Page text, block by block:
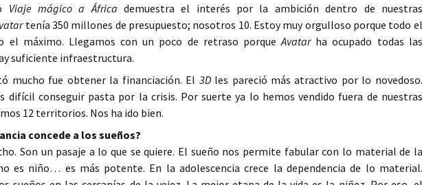
Viaje mágico a África demuestra el interés por la ambición dentro de nuestras
tenía 350 millones de presupuesto; nosotros 10. Estoy muy orgulloso porque todo el
el máximo. Llegamos con un poco de retraso porqueAvatarha ocupado todas las
suficiente infraestructura.
mucho fue obtener la financiación. El 3Dles pareció más atractivo por lo novedoso.
difícil conseguir pasta por la crisis. Por suerte ya lo hemos vendido fuera de nuestras
12 territorios. Nos ha ido bien.
concede a los sueños?
Son un pasaje a lo que se quiere. El sueño nos permite fabular con lo material de la
es niño… es más potente. En la adolescencia crece la dependencia de lo material.